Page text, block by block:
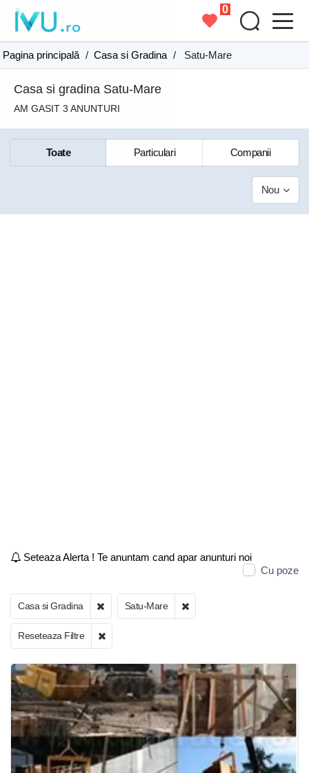
0
Pagina principală / Casa si Gradina / Satu-Mare
Casa si gradina Satu-Mare
AM GASIT 3 ANUNTURI
Toate Particulari Companii
Nou
Seteaza Alerta ! Te anuntam cand apar anunturi noi
Cu poze
Casa si Gradina Satu-Mare
Reseteaza Filtre